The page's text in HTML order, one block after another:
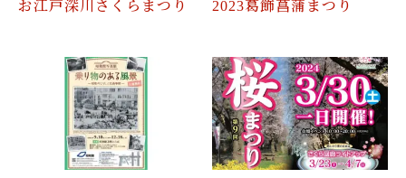
お江戸深川さくらまつり 2023葛飾菖蒲まつり